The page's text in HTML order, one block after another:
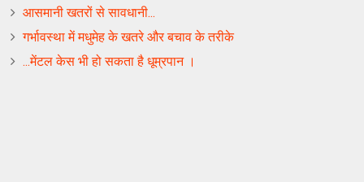
आसमानी खतरों से सावधानी...
गर्भावस्था में मधुमेह के खतरे और बचाव के तरीके
...मेंटल केस भी हो सकता है धूम्रपान ।